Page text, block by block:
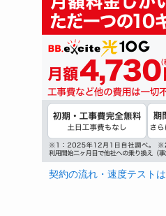
契約の流れ・速度テスト